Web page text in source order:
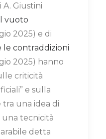
Giustini
vuoto
2025) e di
le contraddizioni
2025) hanno
criticità
e sulla
una idea di
una tecnicità
detta